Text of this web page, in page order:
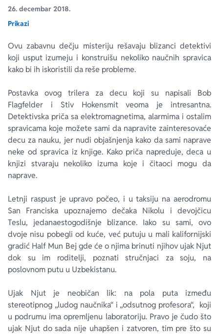
26. decembar 2018.
Prikazi
Ovu zabavnu dečju misteriju rešavaju blizanci detektivi
koji usput izumeju i konstruišu nekoliko naučnih spravica
kako bi ih iskoristili da reše probleme.
Postavka ovog trilera za decu koji su napisali Bob
Flagfelder i Stiv Hokensmit veoma je intresantna.
Detektivska priča sa elektromagnetima, alarmima i ostalim
spravicama koje možete sami da napravite zainteresovaće
decu za nauku, jer nudi objašnjenja kako da sami naprave
neke od spravica iz knjige. Kako priča napreduje, deca u
knjizi stvaraju nekoliko izuma koje i čitaoci mogu da
naprave.
Letnji raspust je upravo počeo, i u taksiju na aerodromu
San Franciska upoznajemo dečaka Nikolu i devojčicu
Teslu, jedanaestogodišnje blizance. Iako su sami, ovo
dvoje nisu pobegli od kuće, već putuju u mali kalifornijski
gradić Half Mun Bej gde će o njima brinuti njihov ujak Njut
dok su im roditelji, poznati stručnjaci za soju, na
poslovnom putu u Uzbekistanu.
Ujak Njut je neobičan lik: na pola puta između
stereotipnog „ludog naučnika“ i „odsutnog profesora“, koji
u podrumu ima opremljenu laboratoriju. Pravo je čudo što
ujak Njut do sada nije uhapšen i zatvoren, tim pre što su
Ekranizovane knjige
Za poklon
Autori
Poezija
Lični razvoj i popularna psihologija
Bojan Ljubenović
Dejan Tiago-Stanković
Peter Handke
Harlan Koben